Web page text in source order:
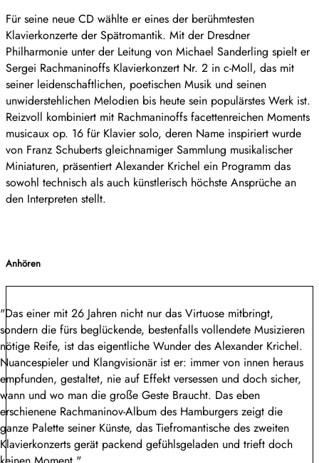
Für seine neue CD wählte er eines der berühmtesten
Klavierkonzerte der Spätromantik. Mit der Dresdner
Philharmonie unter der Leitung von Michael Sanderling spielt er
Sergei Rachmaninoffs Klavierkonzert Nr. 2 in c-Moll, das mit
seiner leidenschaftlichen, poetischen Musik und seinen
unwiderstehlichen Melodien bis heute sein populärstes Werk ist.
Reizvoll kombiniert mit Rachmaninoffs facettenreichen Moments
musicaux op. 16 für Klavier solo, deren Name inspiriert wurde
von Franz Schuberts gleichnamiger Sammlung musikalischer
Miniaturen, präsentiert Alexander Krichel ein Programm das
sowohl technisch als auch künstlerisch höchste Ansprüche an
den Interpreten stellt.
Anhören
"Das einer mit 26 Jahren nicht nur das Virtuose mitbringt,
sondern die fürs beglückende, bestenfalls vollendete Musizieren
nötige Reife, ist das eigentliche Wunder des Alexander Krichel.
Nuancespieler und Klangvisionär ist er: immer von innen heraus
empfunden, gestaltet, nie auf Effekt versessen und doch sicher,
wann und wo man die große Geste Braucht. Das eben
erschienene Rachmaninov-Album des Hamburgers zeigt die
ganze Palette seiner Künste, das Tiefromantische des zweiten
Klavierkonzerts gerät packend gefühlsgeladen und trieft doch